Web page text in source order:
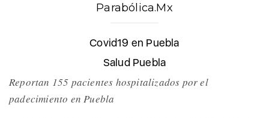
Parabólica.Mx
Covid19 en Puebla
Salud Puebla
Reportan 155 pacientes hospitalizados por el
padecimiento en Puebla